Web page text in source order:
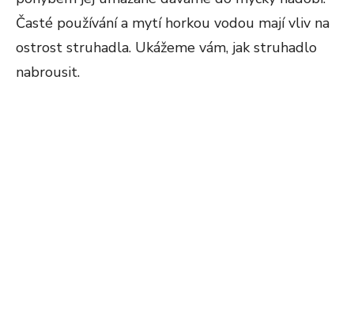
Časté používání a mytí horkou vodou mají vliv na
ostrost struhadla. Ukážeme vám, jak struhadlo
nabrousit.